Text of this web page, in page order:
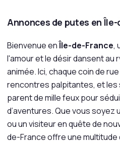
Annonces de putes en Île-
Bienvenue enÎle-de-France,
l'amour et le désir dansent au
animée. Ici, chaque coin de
rencontres palpitantes, et
parent de mille feux pour
d’aventures. Que vous soyez
ou un visiteur en quête de
de-France offre une